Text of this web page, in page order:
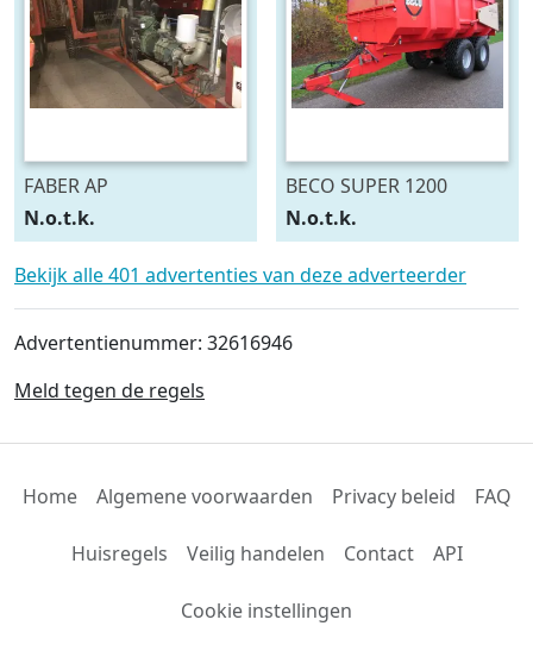
FABER AP
N.o.t.k.
BECO SUPER 1200
N.o.t.k.
Bekijk alle 401 advertenties van deze adverteerder
Advertentienummer: 32616946
Meld tegen de regels
Home Algemene voorwaarden Privacy beleid FAQ
Huisregels Veilig handelen Contact API
Cookie instellingen